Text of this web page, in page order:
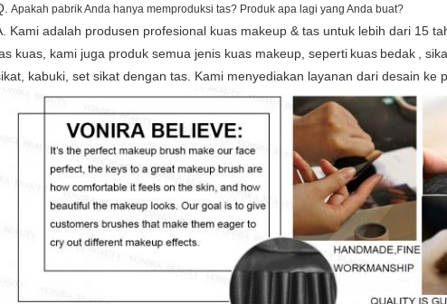
Apakah pabrik Anda hanya memproduksi tas? Produk apa lagi yang Anda buat?
Kami adalah produsen profesional kuas makeup & tas untuk lebih dari 15
kuas, kami juga produk semua jenis kuas makeup, seperti kuas bedak
,
kabuki, set sikat dengan tas. Kami menyediakan layanan dari desain ke